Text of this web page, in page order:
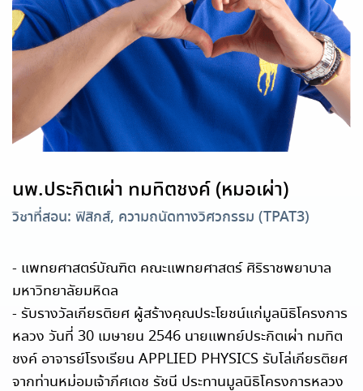
นพ.ประกิตเผ่า ทมทิตชงค์ (หมอเผ่า)
วิชาที่สอน: ฟิสิกส์, ความถนัดทางวิศวกรรม (TPAT3)
- แพทยศาสตร์บัณฑิต คณะแพทยศาสตร์ ศิริราชพยาบาล
มหาวิทยาลัยมหิดล
- รับรางวัลเกียรติยศ ผู้สร้างคุณประโยชน์แก่มูลนิธิโครงการ
หลวง วันที่ 30 เมษายน 2546 นายแพทย์ประกิตเผ่า ทมทิต
ชงค์ อาจารย์โรงเรียน APPLIED PHYSICS รับโล่เกียรติยศ
จากท่านหม่อมเจ้าภีศเดช รัชนี ประทานมูลนิธิโครงการหลวง